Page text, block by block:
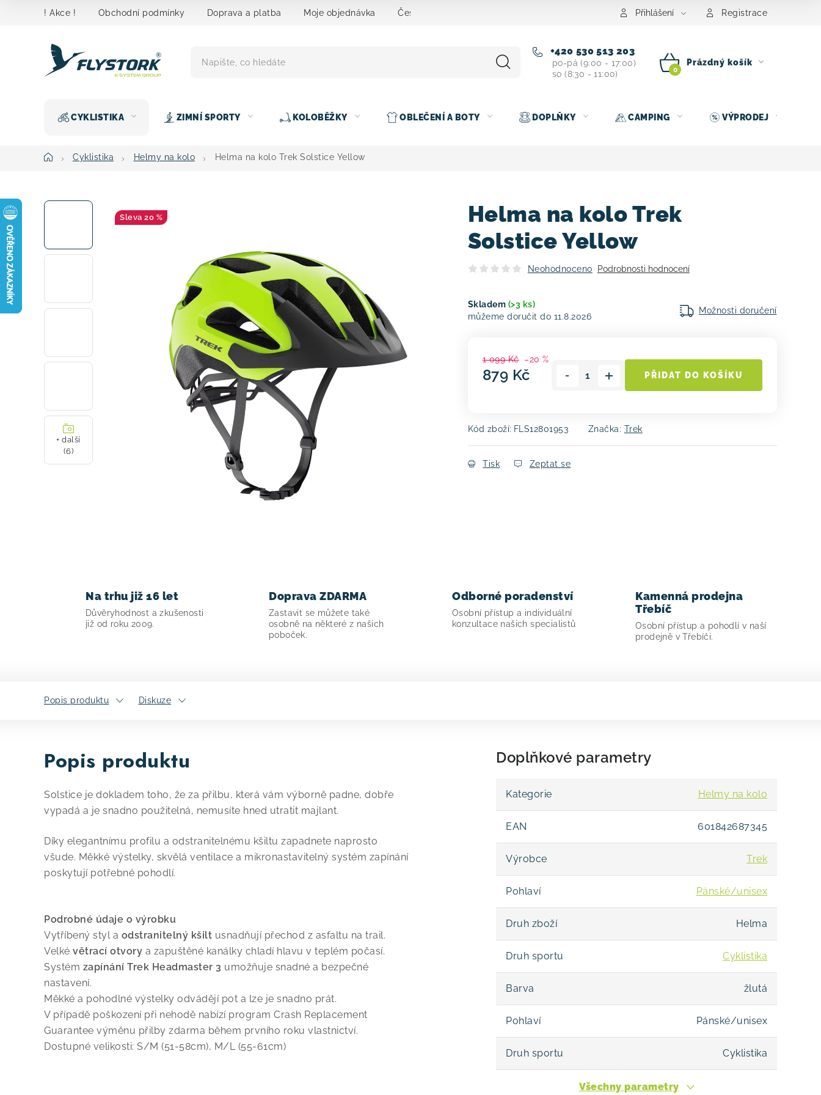
! Akce ! Obchodní podmínky Doprava a platba Moje objednávka Čeština Půjčovna nosičů kol Kontakt
Přihlášení Registrace
+420 530 513 203
po-pá (9:00 - 17:00)
so (8:30 - 11:00)
NÁKUPNÍ
Prázdný košík
CYKLISTIKA ZIMNÍ SPORTY KOLOBĚŽKY OBLEČENÍ A BOTY DOPLŇKY CAMPING VÝPRODEJ
DomůCyklistika Helmy na kolo Helma na kolo Trek Solstice Yellow
+ další
(6)
Helma na kolo Trek
Solstice Yellow
Neohodnoceno Podrobnosti hodnocení
Skladem (>3 ks)
11.8.2026
Možnosti doručení
1 099 Kč –20 %
879 Kč PŘIDAT DO KOŠÍKU
Kód zboží: FLS12801953 Značka: Trek
Tisk Zeptat se
20 %
Na trhu již 16 let
Důvěryhodnost a zkušenosti
již od roku 2009.
Doprava ZDARMA
Zastavit se můžete také
osobně na některé z našich
poboček.
Odborné poradenství
Osobní přístup a individuální
konzultace našich specialistů
Kamenná prodejna
Třebíč
Osobní přístup a pohodlí v naší
prodejně v Třebíči.
Popis produktu Diskuze
Popis produktu
Solstice je dokladem toho, že za přilbu, která vám výborně padne, dobře
vypadá a je snadno použitelná, nemusíte hned utratit majlant.
Díky elegantnímu profilu a odstranitelnému kšiltu zapadnete naprosto
všude. Měkké výstelky, skvělá ventilace a mikronastavitelný systém zapínání
poskytují potřebné pohodlí.
Podrobné údaje o výrobku
Vytříbený styl a odstranitelný kšilt usnadňují přechod z asfaltu na trail.
Velké větrací otvory a zapuštěné kanálky chladí hlavu v teplém počasí.
Systém zapínání Trek Headmaster 3 umožňuje snadné a bezpečné
nastavení.
Měkké a pohodlné výstelky odvádějí pot a lze je snadno prát.
V případě poškození při nehodě nabízí program Crash Replacement
Guarantee výměnu přilby zdarma během prvního roku vlastnictví.
Dostupné velikosti: S/M (51-58cm), M/L (55-61cm)
Doplňkové parametry
Kategorie Helmy na kolo
EAN 601842687345
Výrobce Trek
Pohlaví Pánské/unisex
Druh zboží Helma
Druh sportu Cyklistika
Barva žlutá
Pohlaví Pánské/unisex
Druh sportu Cyklistika
Všechny parametry